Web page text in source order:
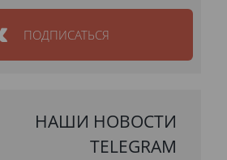
ПОДПИСАТЬСЯ
НАШИ НОВОСТИ
TELEGRAM